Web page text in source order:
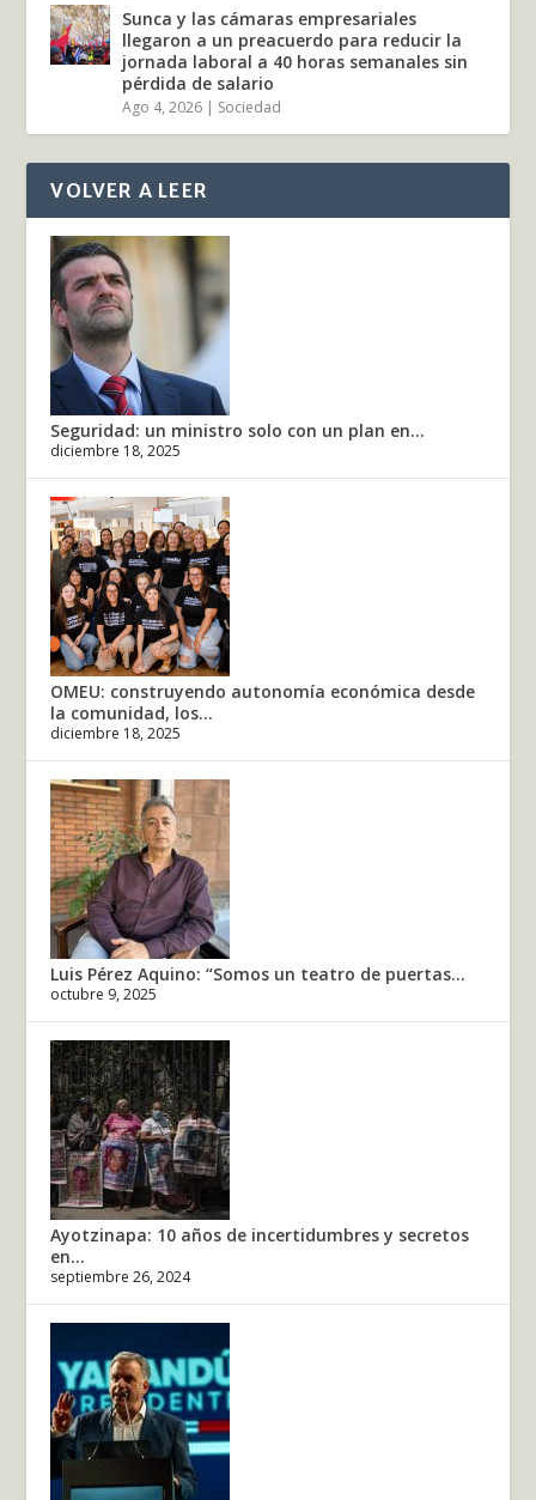
Sunca y las cámaras empresariales
llegaron a un preacuerdo para reducir la
jornada laboral a 40 horas semanales sin
pérdida de salario
Ago 4, 2026 | Sociedad
VOLVER A LEER
Seguridad: un ministro solo con un plan en...
diciembre 18, 2025
OMEU: construyendo autonomía económica desde
la comunidad, los...
diciembre 18, 2025
Luis Pérez Aquino: “Somos un teatro de puertas...
octubre 9, 2025
Ayotzinapa: 10 años de incertidumbres y secretos
en...
septiembre 26, 2024